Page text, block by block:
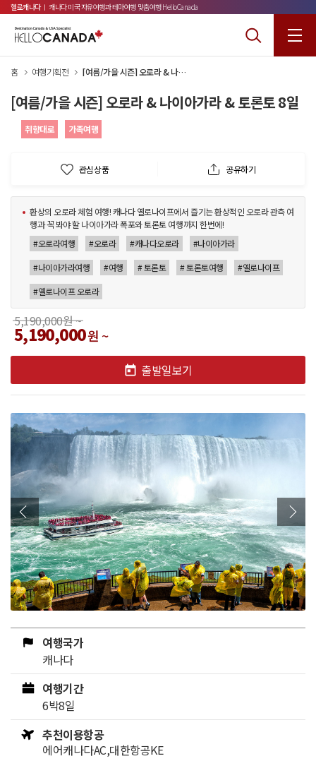
헬로캐나다 ㅣ 캐나다 미국 자유여행과 테마여행 맞춤여행 HelloCanada
홈 여행기획전 [여름/가을 시즌] 오로라 & 나이아가라 & 토론토 8일
[여름/가을 시즌] 오로라 & 나이아가라 & 토론토 8일
취향대로 가족여행
관심상품 공유하기
환상의 오로라 체험 여행! 캐나다 옐로나이프에서 즐기는 환상적인 오로라 관측 여
행과 꼭 봐야 할 나이아가라 폭포와 토론토 여행까지 한번에!
#오로라여행
#오로라 #캐나다오로라
#나이아가라
#나이아가라여행
#여행 # 토론토 # 토론토여행
#옐로나이프
#옐로나이프 오로라
5,190,000원 ~
5,190,000원 ~
출발일보기
여행국가
캐나다
여행기간
6박8일
추천이용항공
에어캐나다AC,대한항공KE